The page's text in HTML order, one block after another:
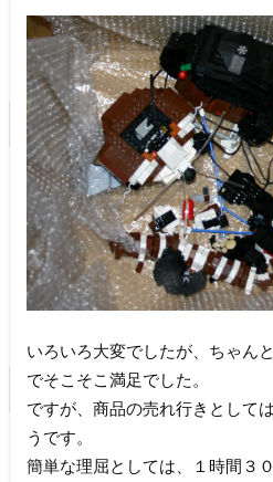
いろいろ大変でしたが、ちゃん
でそこそこ満足でした。
ですが、商品の売れ行きとして
うです。
簡単な理屈としては、１時間３